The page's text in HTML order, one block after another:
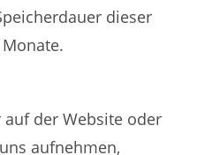
dieser
der Website oder
aufnehmen,